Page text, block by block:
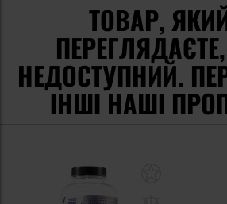
ТОВАР,
НЕДОСТУПНИЙ.
ІНШІ НАШІ